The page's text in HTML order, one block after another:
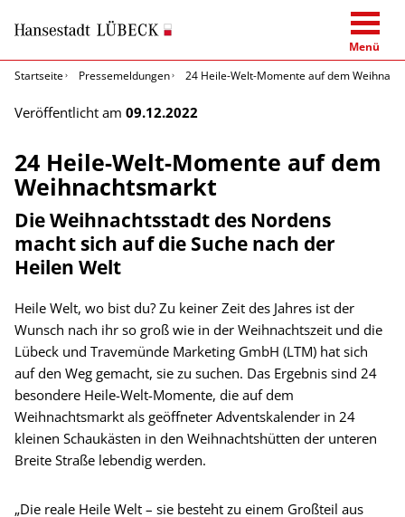
Menü
Startseite
Pressemeldungen 24 Heile-Welt-Momente auf dem
Veröffentlicht am 09.12.2022
24 Heile-Welt-Momente auf dem
Weihnachtsmarkt
Die Weihnachtsstadt des Nordens
macht sich auf die Suche nach der
Heilen Welt
Heile Welt, wo bist du? Zu keiner Zeit des Jahres ist der
Wunsch nach ihr so groß wie in der Weihnachtszeit und die
Lübeck und Travemünde Marketing GmbH (LTM) hat sich
auf den Weg gemacht, sie zu suchen. Das Ergebnis sind 24
besondere Heile-Welt-Momente, die auf dem
Weihnachtsmarkt als geöffneter Adventskalender in 24
kleinen Schaukästen in den Weihnachtshütten der unteren
Breite Straße lebendig werden.
„Die reale Heile Welt – sie besteht zu einem Großteil aus